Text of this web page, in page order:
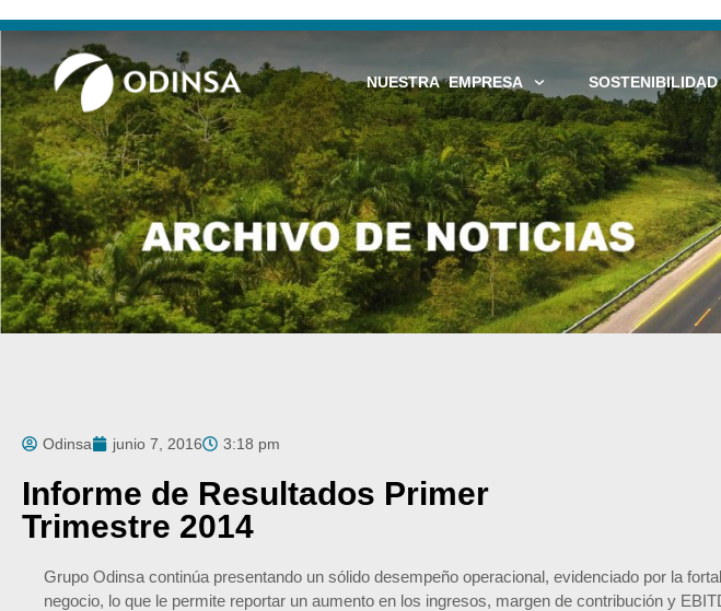
NUESTRA EMPRESA SOSTENIBILIDAD
Odinsa junio 7, 2016 3:18 pm
Informe de Resultados Primer
Trimestre 2014
Grupo Odinsa continúa presentando un sólido desempeño operacional, evidenciado por la
negocio, lo que le permite reportar un aumento en los ingresos, margen de contribución y